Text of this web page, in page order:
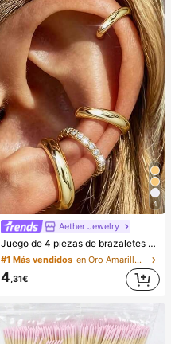
4
Aether Jewelry
Juego de 4 piezas de brazaletes de oreja minimalistas con circonita cúbica - Se pueden apilar, sin necesidad de perforación, adecuado para uso diario en la oficina (Juego de 4 piezas, no 4 pares), regalo para ella
#1 Más vendidos en Oro Amarillo Pendientes De Mujer
4,31€